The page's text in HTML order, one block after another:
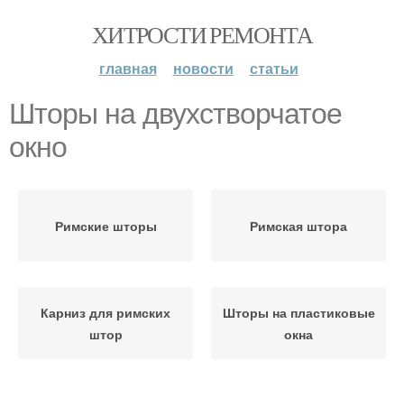
ХИТРОСТИ РЕМОНТА
главная новости статьи
Шторы на двухстворчатое
окно
Римские шторы Римская штора
Карниз для римских
штор
Шторы на пластиковые
окна